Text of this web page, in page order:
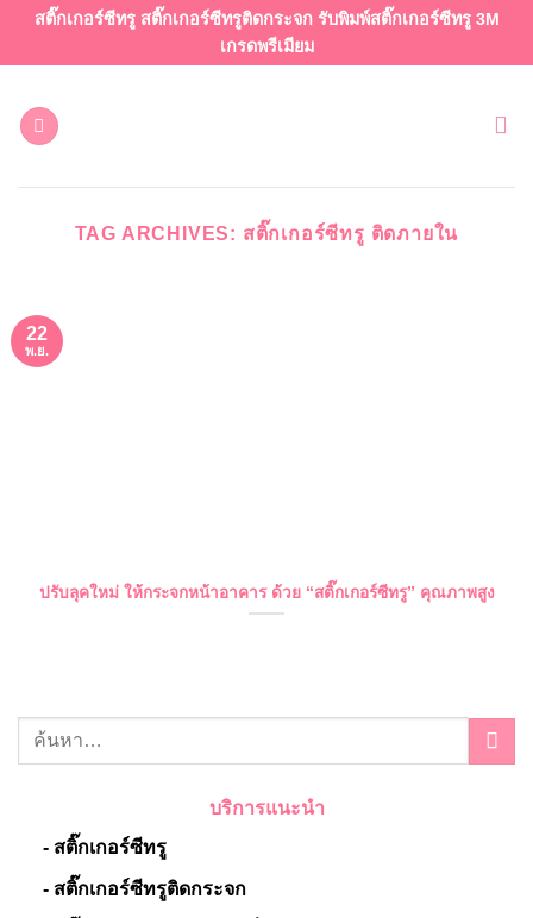
เนื้อหา
สติ๊กเกอร์ซีทรู สติ๊กเกอร์ซีทรูติดกระจก รับพิมพ์สติ๊กเกอร์ซีทรู 3M
เกรดพรีเมียม
TAG ARCHIVES: สติ๊กเกอร์ซีทรู ติดภายใน
บริการแนะนำ
- สติ๊กเกอร์ซีทรู
- สติ๊กเกอร์ซีทรูติดกระจก
ปรับลุคใหม่ ให้กระจกหน้าอาคาร ด้วย “สติ๊กเกอร์ซีทรู” คุณภาพสูง
22
พ.ย.